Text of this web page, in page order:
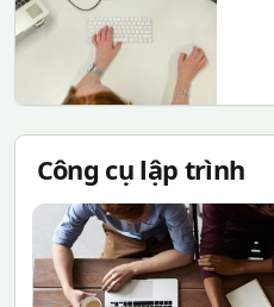
Công cụ lập trình